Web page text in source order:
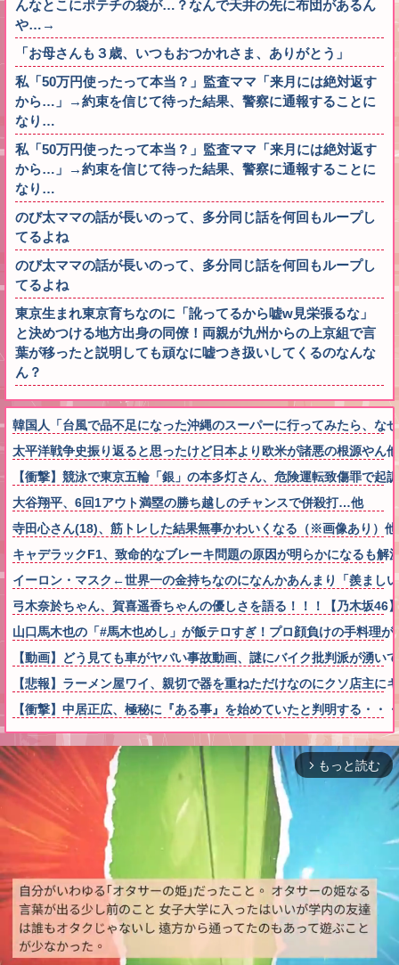
んなとこにポテチの袋が…？なんで天井の先に布団があるん
や…→
「お母さんも３歳、いつもおつかれさま、ありがとう」
私「50万円使ったって本当？」監査ママ「来月には絶対返す
から…」→約束を信じて待った結果、警察に通報することに
なり…
私「50万円使ったって本当？」監査ママ「来月には絶対返す
から…」→約束を信じて待った結果、警察に通報することに
なり…
のび太ママの話が長いのって、多分同じ話を何回もループし
てるよね
のび太ママの話が長いのって、多分同じ話を何回もループし
てるよね
東京生まれ東京育ちなのに「訛ってるから嘘w見栄張るな」
と決めつける地方出身の同僚！両親が九州からの上京組で言
葉が移ったと説明しても頑なに嘘つき扱いしてくるのなんな
ん？
韓国人「台風で品不足になった沖縄のスーパーに行ってみたら、な
太平洋戦争史振り返ると思ったけど日本より欧米が諸悪の根源やん他
【衝撃】競泳で東京五輪「銀」の本多灯さん、危険運転致傷罪で起
大谷翔平、6回1アウト満塁の勝ち越しのチャンスで併殺打…他
寺田心さん(18)、筋トレした結果無事かわいくなる（※画像あり）他
キャデラックF1、致命的なブレーキ問題の原因が明らかになるも解
イーロン・マスク←世界一の金持ちなのになんかあんまり「羨まし
弓木奈於ちゃん、賀喜遥香ちゃんの優しさを語る！！！【乃木坂46
山口馬木也の「#馬木也めし」が飯テロすぎ！プロ顔負けの手料理
【動画】どう見ても車がヤバい事故動画、謎にバイク批判派が湧い
【悲報】ラーメン屋ワイ、親切で器を重ねただけなのにクソ店主
【衝撃】中居正広、極秘に『ある事』を始めていたと判明する・・
arrow_forward_ios もっと読む